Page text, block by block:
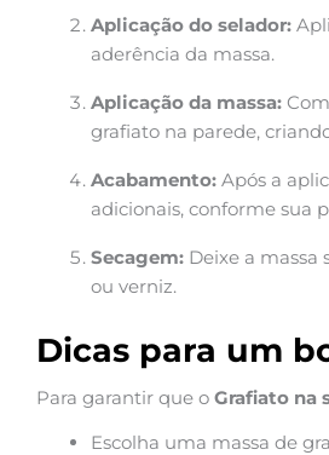
Aplicação do selador:
aderência da massa.
Aplicação da massa:
grafiato na parede,
Acabamento: Após a
adicionais, conforme sua
Secagem: Deixe a
ou verniz.
Dicas para um
Para garantir que o Grafiato na
Escolha uma massa de